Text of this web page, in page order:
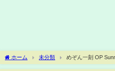
ホーム 未分類 めぞん一刻 OP